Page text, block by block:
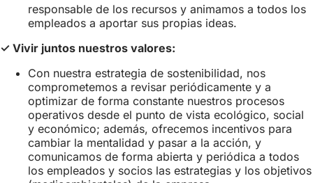
responsable de los recursos y animamos a todos los
empleados a aportar sus propias ideas.
✓ Vivir juntos nuestros valores:
Con nuestra estrategia de sostenibilidad, nos
comprometemos a revisar periódicamente y a
optimizar de forma constante nuestros procesos
operativos desde el punto de vista ecológico, social
y económico; además, ofrecemos incentivos para
cambiar la mentalidad y pasar a la acción, y
comunicamos de forma abierta y periódica a todos
los empleados y socios las estrategias y los objetivos